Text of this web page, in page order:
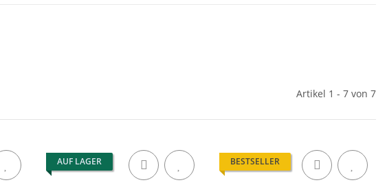
Artikel 1 - 7 von 7
AUF LAGER BESTSELLER